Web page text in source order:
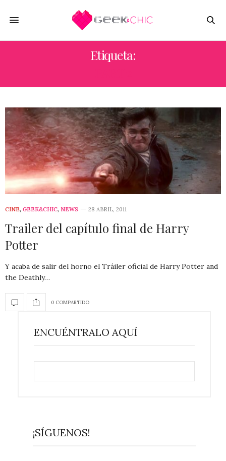
Etiqueta:
CINE, GEEK&CHIC, NEWS 28 ABRIL, 2011
Trailer del capítulo final de Harry
Potter
Y acaba de salir del horno el Tráiler oficial de Harry Potter and
the Deathly…
0 COMPARTIDO
ENCUÉNTRALO AQUÍ
¡SÍGUENOS!